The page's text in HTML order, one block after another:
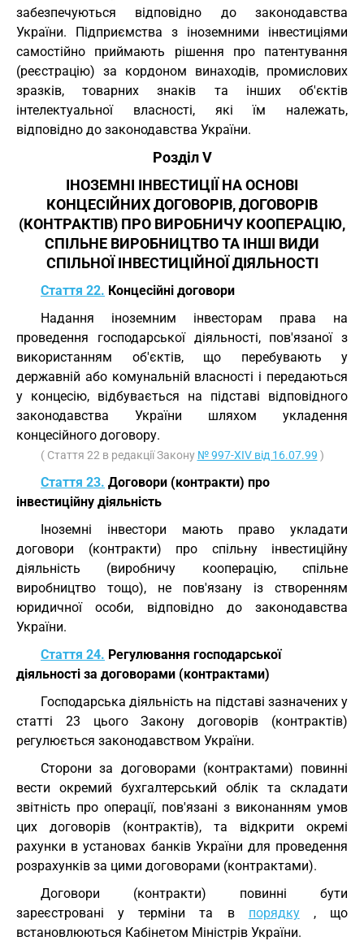
забезпечуються відповідно до законодавства
України. Підприємства з іноземними інвестиціями
самостійно приймають рішення про патентування
(реєстрацію) за кордоном винаходів, промислових
зразків, товарних знаків та інших об'єктів
інтелектуальної власності, які їм належать,
відповідно до законодавства України.
Розділ V
ІНОЗЕМНІ ІНВЕСТИЦІЇ НА ОСНОВІ
КОНЦЕСІЙНИХ ДОГОВОРІВ, ДОГОВОРІВ
(КОНТРАКТІВ) ПРО ВИРОБНИЧУ КООПЕРАЦІЮ,
СПІЛЬНЕ ВИРОБНИЦТВО ТА ІНШІ ВИДИ
СПІЛЬНОЇ ІНВЕСТИЦІЙНОЇ ДІЯЛЬНОСТІ
Стаття 22. Концесійні договори
Надання іноземним інвесторам права на
проведення господарської діяльності, пов'язаної з
використанням об'єктів, що перебувають у
державній або комунальній власності і передаються
у концесію, відбувається на підставі відповідного
законодавства України шляхом укладення
концесійного договору.
( Стаття 22 в редакції Закону № 997-XIV від 16.07.99 )
Стаття 23. Договори (контракти) про
інвестиційну діяльність
Іноземні інвестори мають право укладати
договори (контракти) про спільну інвестиційну
діяльність (виробничу кооперацію, спільне
виробництво тощо), не пов'язану із створенням
юридичної особи, відповідно до законодавства
України.
Стаття 24. Регулювання господарської
діяльності за договорами (контрактами)
Господарська діяльність на підставі зазначених у
статті 23 цього Закону договорів (контрактів)
регулюється законодавством України.
Сторони за договорами (контрактами) повинні
вести окремий бухгалтерський облік та складати
звітність про операції, пов'язані з виконанням умов
цих договорів (контрактів), та відкрити окремі
рахунки в установах банків України для проведення
розрахунків за цими договорами (контрактами).
Договори (контракти) повинні бути
зареєстровані у терміни та в порядку, що
встановлюються Кабінетом Міністрів України.